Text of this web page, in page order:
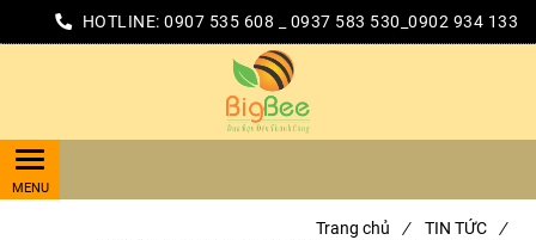
HOTLINE: 0907 535 608 _ 0937 583 530_0902 934 133
Trang chủ / TIN TỨC
/